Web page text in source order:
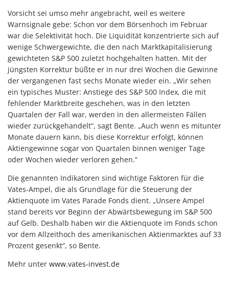
Vorsicht sei umso mehr angebracht, weil es weitere
Warnsignale gebe: Schon vor dem Börsenhoch im Februar
war die Selektivität hoch. Die Liquidität konzentrierte sich auf
wenige Schwergewichte, die den nach Marktkapitalisierung
gewichteten S&P 500 zuletzt hochgehalten hatten. Mit der
jüngsten Korrektur büßte er in nur drei Wochen die Gewinne
der vergangenen fast sechs Monate wieder ein. „Wir sehen
ein typisches Muster: Anstiege des S&P 500 Index, die mit
fehlender Marktbreite geschehen, was in den letzten
Quartalen der Fall war, werden in den allermeisten Fällen
wieder zurückgehandelt“, sagt Bente. „Auch wenn es mitunter
Monate dauern kann, bis diese Korrektur erfolgt, können
Aktiengewinne sogar von Quartalen binnen weniger Tage
oder Wochen wieder verloren gehen.“
Die genannten Indikatoren sind wichtige Faktoren für die
Vates-Ampel, die als Grundlage für die Steuerung der
Aktienquote im Vates Parade Fonds dient. „Unsere Ampel
stand bereits vor Beginn der Abwärtsbewegung im S&P 500
auf Gelb. Deshalb haben wir die Aktienquote im Fonds schon
vor dem Allzeithoch des amerikanischen Aktienmarktes auf 33
Prozent gesenkt“, so Bente.
Mehr unter www.vates-invest.de